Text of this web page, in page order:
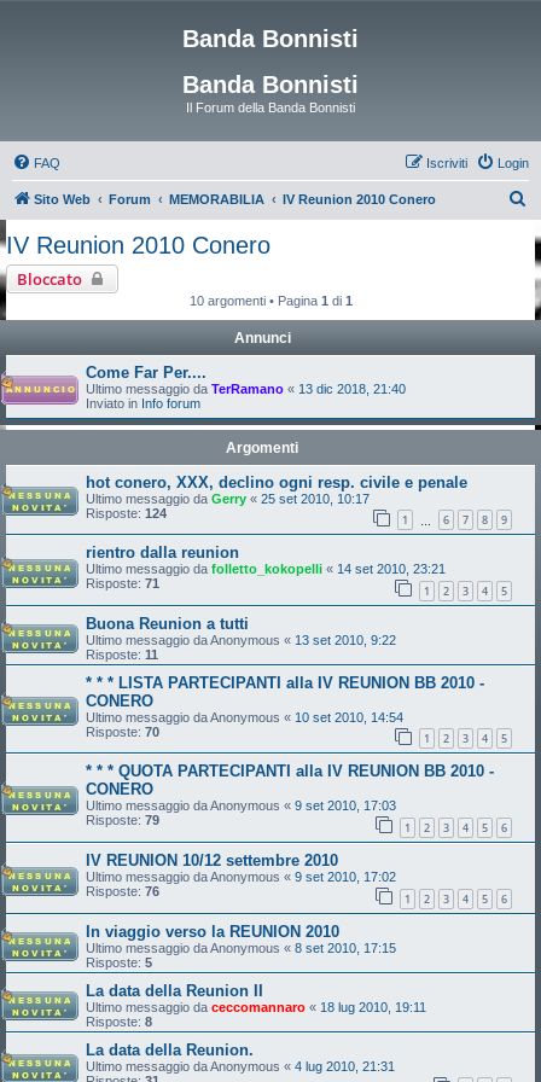
Banda Bonnisti
Banda Bonnisti
Il Forum della Banda Bonnisti
FAQ Login
Iscriviti
Sito Web Forum MEMORABILIA IV Reunion 2010 Conero
IV Reunion 2010 Conero
Bloccato
10 argomenti • Pagina 1 di 1
Annunci
Come Far Per....
Ultimo messaggio da TerRamano « 13 dic 2018, 21:40
Inviato in Info forum
Argomenti
hot conero, XXX, declino ogni resp. civile e penale
Ultimo messaggio da Gerry « 25 set 2010, 10:17
Risposte: 124 1 6 7 8 9
rientro dalla reunion
Ultimo messaggio da folletto_kokopelli « 14 set 2010, 23:21
Risposte: 71 1 2 3 4 5
Buona Reunion a tutti
Ultimo messaggio daAnonymous « 13 set 2010, 9:22
Risposte: 11
* * * LISTA PARTECIPANTI alla IV REUNION BB 2010 -
CONERO
Ultimo messaggio daAnonymous « 10 set 2010, 14:54
Risposte: 70 1 2 3 4 5
* * * QUOTA PARTECIPANTI alla IV REUNION BB 2010 -
CONERO
Ultimo messaggio daAnonymous « 9 set 2010, 17:03
Risposte: 79 1 2 3 4 5 6
IV REUNION 10/12 settembre 2010
Ultimo messaggio daAnonymous « 9 set 2010, 17:02
Risposte: 76 1 2 3 4 5 6
In viaggio verso la REUNION 2010
Ultimo messaggio daAnonymous « 8 set 2010, 17:15
Risposte: 5
La data della Reunion II
Ultimo messaggio da ceccomannaro « 18 lug 2010, 19:11
Risposte: 8
La data della Reunion.
Ultimo messaggio daAnonymous « 4 lug 2010, 21:31